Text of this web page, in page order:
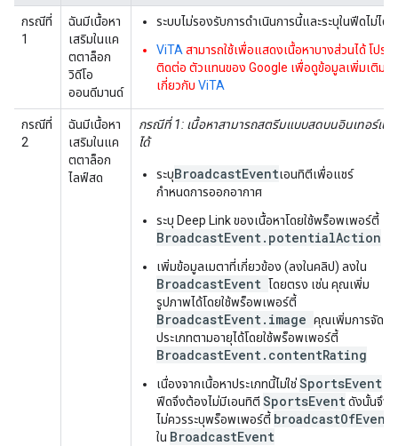
กรณีที่
1
ฉันมีเนื้อหา
เสริมในแค
ตตาล็อก
วิดีโอ
ออนดีมานด์
ระบบไม่รองรับการดำเนินการนี้และระบุในฟีดไม่ได้
ViTA สามารถใช้เพื่อแสดงเนื้อหาบางส่วนได้ โปรด
ติดต่อ ตัวแทนของ Google เพื่อดูข้อมูลเพิ่มเติม
เกี่ยวกับ ViTA
กรณีที่
2
ฉันมีเนื้อหา
เสริมในแค
ตตาล็อก
ไลฟ์สด
กรณีที่ 1: เนื้อหาสามารถสตรีมแบบสดบนอินเทอร์เน็ต
ได้
ระบุBroadcastEventเอนทิตีเพื่อแชร์
กำหนดการออกอากาศ
ระบุ Deep Link ของเนื้อหาโดยใช้พร็อพเพอร์ตี้
BroadcastEvent.potentialAction
เพิ่มข้อมูลเมตาที่เกี่ยวข้อง (ลงในคลิป) ลงใน
BroadcastEvent โดยตรง เช่น คุณเพิ่ม
รูปภาพได้โดยใช้พร็อพเพอร์ตี้
BroadcastEvent.image คุณเพิ่มการจัด
ประเภทตามอายุได้โดยใช้พร็อพเพอร์ตี้
BroadcastEvent.contentRating
เนื่องจากเนื้อหาประเภทนี้ไม่ใช่SportsEvent
ฟีดจึงต้องไม่มีเอนทิตี SportsEventดังนั้นจึง
ไม่ควรระบุพร็อพเพอร์ตี้ broadcastOfEvent
ใน BroadcastEvent